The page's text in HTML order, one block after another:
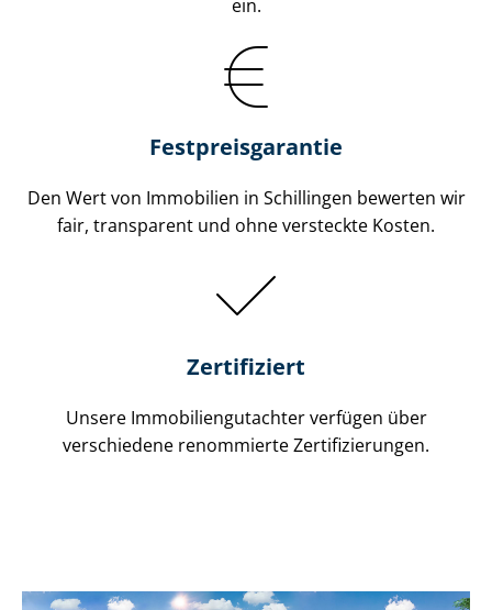
ein.
Festpreis​garantie
Den Wert von Immobilien in Schillingen bewerten wir
fair, transparent und ohne versteckte Kosten.
Zertifiziert
Unsere Immobilien­gutachter verfügen über
verschiedene renommierte Zer­ti­fi­zie­run­gen.